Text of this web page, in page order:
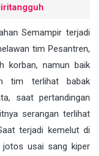
Semampir terjadi
tim Pesantren,
korban, namun baik
tim terlihat babak
saat pertandingan
serangan terlihat
terjadi kemelut di
jotos usai sang kiper